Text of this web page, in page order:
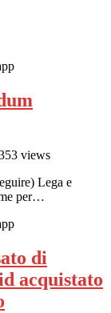
views
Lega e
per…
di
acquistato